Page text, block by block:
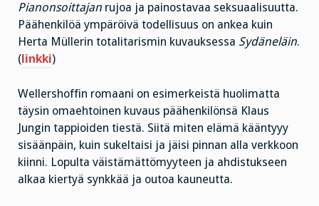
Pianonsoittajan rujoa ja painostavaa seksuaalisuutta.
Päähenkilöä ympäröivä todellisuus on ankea kuin
Herta Müllerin totalitarismin kuvauksessa Sydäneläin.
( linkki)
Wellershoffin romaani on esimerkeistä huolimatta
täysin omaehtoinen kuvaus päähenkilönsä Klaus
Jungin tappioiden tiestä. Siitä miten elämä kääntyyy
sisäänpäin, kuin sukeltaisi ja jäisi pinnan alla verkkoon
kiinni. Lopulta väistämättömyyteen ja ahdistukseen
alkaa kiertyä synkkää ja outoa kauneutta.